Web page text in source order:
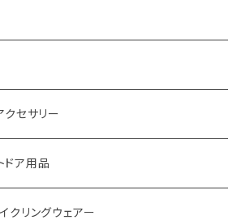
セサリー
ア用品
クリングウェアー